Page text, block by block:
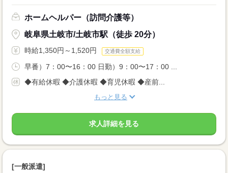
ホームヘルパー（訪問介護等）
岐阜県土岐市/土岐市駅（徒歩 20分）
時給1,350円～1,520円 交通費全額支給
早番）7：00〜16：00 日勤）9：00〜17：00 ...
◆有給休暇 ◆介護休暇 ◆育児休暇 ◆産前...
もっと見る
求人詳細を見る
[一般派遣]